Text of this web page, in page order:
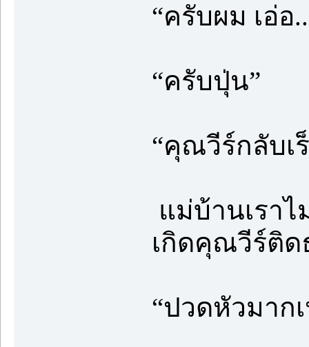
“ครับผม เอ่
“ครับปุ่น”
“คุณวีร์กลับเ
แม่บ้านเรา
เกิดคุณวีร์ติ
“ปวดหัวมาก